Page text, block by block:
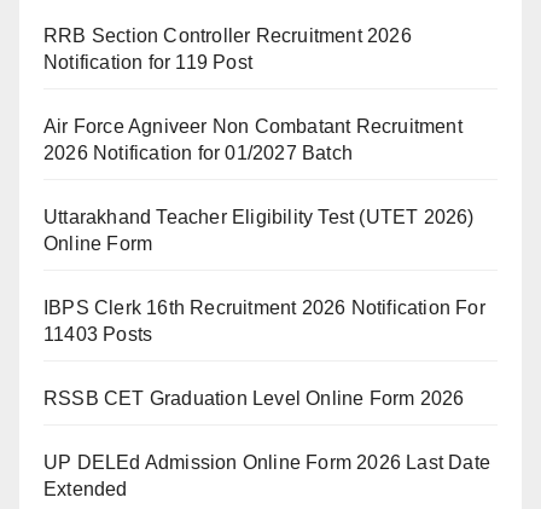
RRB Section Controller Recruitment 2026
Notification for 119 Post
Air Force Agniveer Non Combatant Recruitment
2026 Notification for 01/2027 Batch
Uttarakhand Teacher Eligibility Test (UTET 2026)
Online Form
IBPS Clerk 16th Recruitment 2026 Notification For
11403 Posts
RSSB CET Graduation Level Online Form 2026
UP DELEd Admission Online Form 2026 Last Date
Extended